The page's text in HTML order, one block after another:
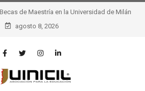
excelencia de la escuela Politécnica Federal
de Lausana – epfl, Suiza
agosto 8, 2026